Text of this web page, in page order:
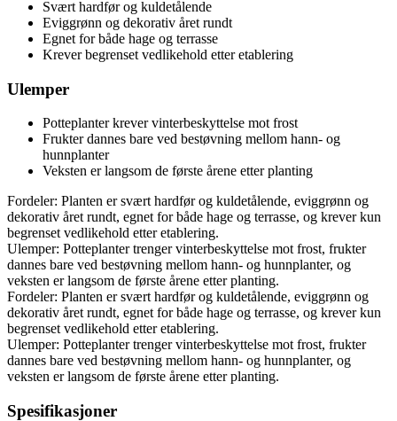
Svært hardfør og kuldetålende
Eviggrønn og dekorativ året rundt
Egnet for både hage og terrasse
Krever begrenset vedlikehold etter etablering
Ulemper
Potteplanter krever vinterbeskyttelse mot frost
Frukter dannes bare ved bestøvning mellom hann- og
hunnplanter
Veksten er langsom de første årene etter planting
Fordeler: Planten er svært hardfør og kuldetålende, eviggrønn og
dekorativ året rundt, egnet for både hage og terrasse, og krever kun
begrenset vedlikehold etter etablering.
Ulemper: Potteplanter trenger vinterbeskyttelse mot frost, frukter
dannes bare ved bestøvning mellom hann- og hunnplanter, og
veksten er langsom de første årene etter planting.
Fordeler: Planten er svært hardfør og kuldetålende, eviggrønn og
dekorativ året rundt, egnet for både hage og terrasse, og krever kun
begrenset vedlikehold etter etablering.
Ulemper: Potteplanter trenger vinterbeskyttelse mot frost, frukter
dannes bare ved bestøvning mellom hann- og hunnplanter, og
veksten er langsom de første årene etter planting.
Spesifikasjoner